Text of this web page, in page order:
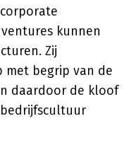
kunnen
Zij
met begrip van de
daardoor de kloof